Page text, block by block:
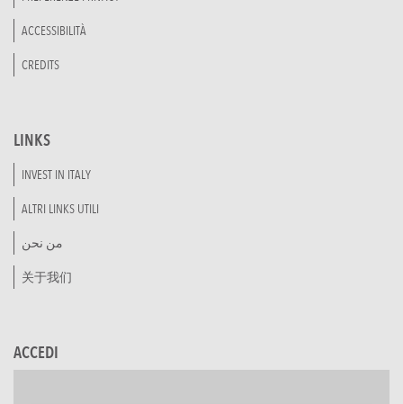
ACCESSIBILITÀ
CREDITS
LINKS
INVEST IN ITALY
ALTRI LINKS UTILI
من نحن
关于我们
ACCEDI